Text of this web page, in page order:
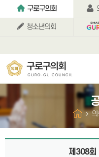
본문바로가기구로구의회
청소년의회
구로구의회
GURO-GU COUNCIL
제308회